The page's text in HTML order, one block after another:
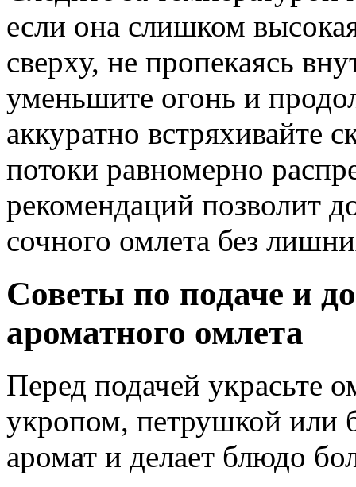
если она слишком
сверху, не пропекаясь
уменьшите огонь и
аккуратно встряхивайте
потоки равномерно
рекомендаций позволит
сочного омлета без
Советы по подаче и
ароматного омлета
Перед подачей украсьте
укропом, петрушкой или
аромат и делает блюдо